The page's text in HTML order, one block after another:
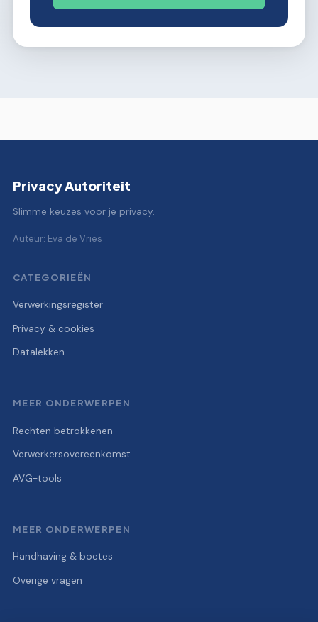
Privacy Autoriteit
Slimme keuzes voor je privacy.
Auteur: Eva de Vries
CATEGORIEËN
Verwerkingsregister
Privacy & cookies
Datalekken
MEER ONDERWERPEN
Rechten betrokkenen
Verwerkersovereenkomst
AVG-tools
MEER ONDERWERPEN
Handhaving & boetes
Overige vragen